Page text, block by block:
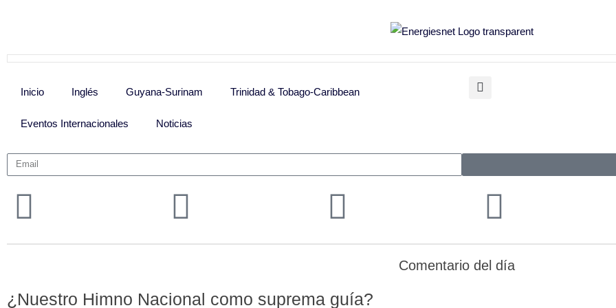
Inicio Inglés Guyana-Surinam Trinidad & Tobago-Caribbean
Eventos Internacionales Noticias
¿Nuestro Himno Nacional como suprema guía?
Comentario del día